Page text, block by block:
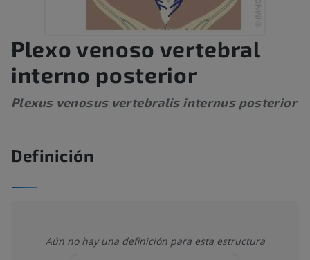
Plexo venoso vertebral
interno posterior
Plexus venosus vertebralis internus posterior
Definición
Aún no hay una definición para esta estructura